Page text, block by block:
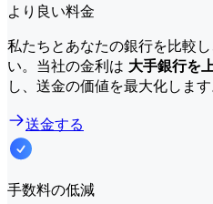
より良い料金
私たちとあなたの銀行を比較
い。当社の金利は 大手銀行を
し、送金の価値を最大化します
送金する
手数料の低減